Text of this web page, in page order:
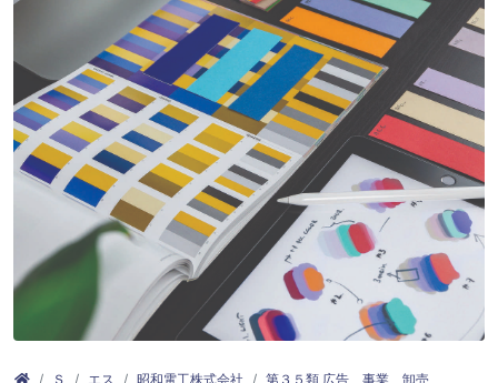
Ｓ エス 昭和電工株式会社 第３５類 広告、事業、卸売